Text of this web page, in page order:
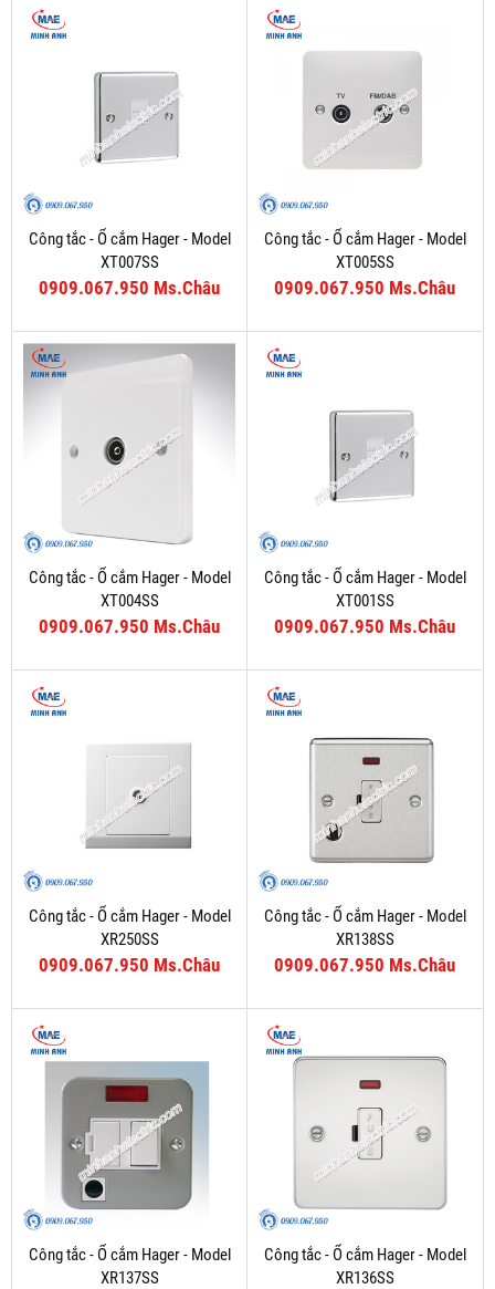
Công tắc - Ổ cắm Hager - Model
XT007SS
0909.067.950 Ms.Châu
Công tắc - Ổ cắm Hager - Model
XT005SS
0909.067.950 Ms.Châu
Công tắc - Ổ cắm Hager - Model
XT004SS
0909.067.950 Ms.Châu
Công tắc - Ổ cắm Hager - Model
XT001SS
0909.067.950 Ms.Châu
Công tắc - Ổ cắm Hager - Model
XR250SS
0909.067.950 Ms.Châu
Công tắc - Ổ cắm Hager - Model
XR138SS
0909.067.950 Ms.Châu
Công tắc - Ổ cắm Hager - Model
XR137SS
Công tắc - Ổ cắm Hager - Model
XR136SS